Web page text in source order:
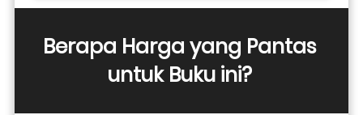
Berapa Harga yang Pantas
untuk Buku ini?